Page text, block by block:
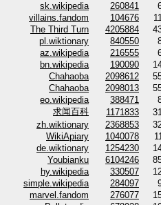
sk.wikipedia 260841
villains.fandom 104676
The Third Turn 4205884
pl.wiktionary 840550
az.wikipedia 216555
bn.wikipedia 190090
Chahaoba 2098612
Chahaoba 2098013
eo.wikipedia 388471
求闻百科 1171833
zh.wiktionary 2368853
WikiApiary 1040078
de.wiktionary 1254230
Youbianku 6104246
hy.wikipedia 330507
simple.wikipedia 284097
marvel.fandom 276077